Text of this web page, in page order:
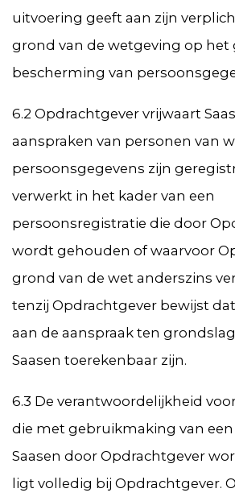
uitvoering geeft aan zijn
grond van de wetgeving op het
bescherming van
6.2 Opdrachtgever vrijwaart
aanspraken van personen van
persoonsgegevens zijn
verwerkt in het kader van een
persoonsregistratie die door
wordt gehouden of waarvoor
grond van de wet anderszins
tenzij Opdrachtgever bewijst
aan de aanspraak ten
Saasen toerekenbaar zijn.
6.3 De verantwoordelijkheid
die met gebruikmaking van een
Saasen door Opdrachtgever
ligt volledig bij Opdrachtgever.